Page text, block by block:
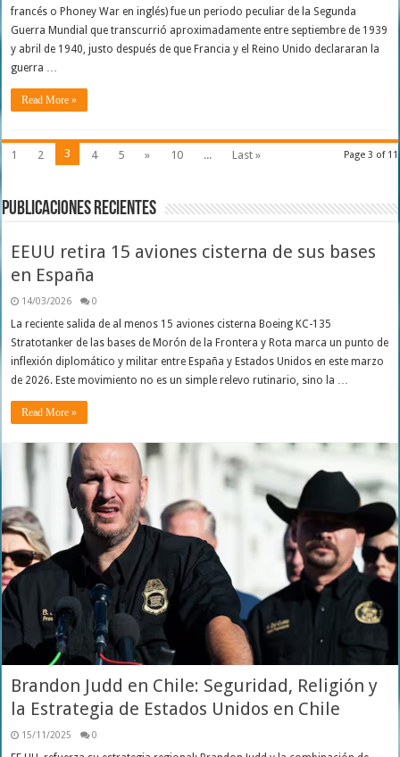
francés o Phoney War en inglés) fue un periodo peculiar de la Segunda
Guerra Mundial que transcurrió aproximadamente entre septiembre de 1939
y abril de 1940, justo después de que Francia y el Reino Unido declararan la
guerra …
Read More »
Page 3 of 11
1 2 3 4 5 » 10 ... Last »
Publicaciones Recientes
EEUU retira 15 aviones cisterna de sus bases
en España
14/03/2026 0
La reciente salida de al menos 15 aviones cisterna Boeing KC-135
Stratotanker de las bases de Morón de la Frontera y Rota marca un punto de
inflexión diplomático y militar entre España y Estados Unidos en este marzo
de 2026. Este movimiento no es un simple relevo rutinario, sino la …
Read More »
Brandon Judd en Chile: Seguridad, Religión y
la Estrategia de Estados Unidos en Chile
15/11/2025 0